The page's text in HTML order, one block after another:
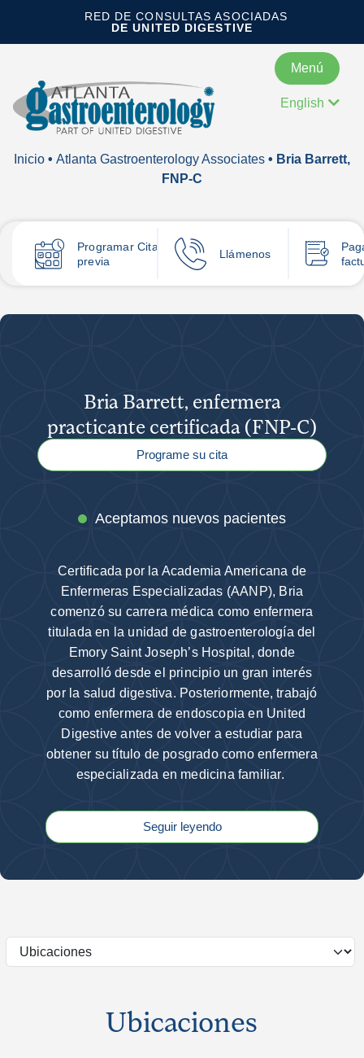
RED DE CONSULTAS ASOCIADAS
DE UNITED DIGESTIVE
Menú
English
Inicio • Atlanta Gastroenterology Associates • Bria Barrett,
FNP-C
ProgramarCita
previa
Llámenos
Bria Barrett, enfermera
practicante certificada (FNP-C)
Programe su cita
Aceptamos nuevos pacientes
Certificada por la Academia Americana de
Enfermeras Especializadas (AANP), Bria
comenzó su carrera médica como enfermera
titulada en la unidad de gastroenterología del
Emory Saint Joseph’s Hospital, donde
desarrolló desde el principio un gran interés
por la salud digestiva. Posteriormente, trabajó
como enfermera de endoscopia en United
Digestive antes de volver a estudiar para
obtener su título de posgrado como enfermera
especializada en medicina familiar.
Seguir leyendo
Ubicaciones